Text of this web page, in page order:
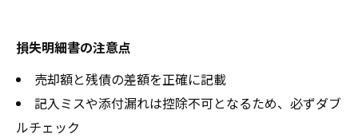
損失明細書の注意点
売却額と残債の差額を正確に記載
記入ミスや添付漏れは控除不可となるため、必ずダブ
ルチェック